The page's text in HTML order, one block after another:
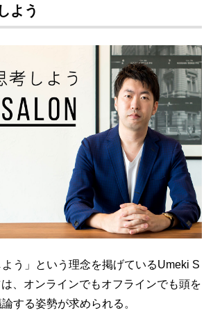
よう
よう」という理念を掲げているUmeki S
、オンラインでもオフラインでも頭を
する姿勢が求められる。